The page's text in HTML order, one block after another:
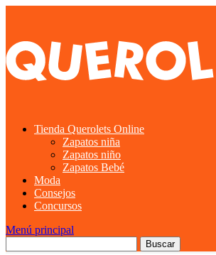
Tienda Querolets Online
Zapatos niña
Zapatos niño
Zapatos Bebé
Moda
Consejos
Concursos
Menú principal